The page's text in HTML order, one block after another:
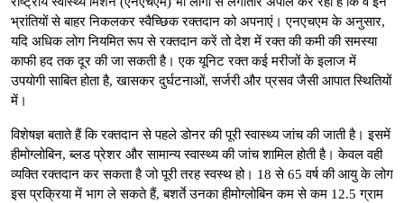
भ्रांतियों से बाहर निकलकर स्वैच्छिक रक्तदान को अपनाएं। एनएचएम के अनुसार,
यदि अधिक लोग नियमित रूप से रक्तदान करें तो देश में रक्त की कमी की समस्या
काफी हद तक दूर की जा सकती है। एक यूनिट रक्त कई मरीजों के इलाज में
उपयोगी साबित होता है, खासकर दुर्घटनाओं, सर्जरी और प्रसव जैसी आपात स्थितियों
में।
विशेषज्ञ बताते हैं कि रक्तदान से पहले डोनर की पूरी स्वास्थ्य जांच की जाती है। इसमें
हीमोग्लोबिन, ब्लड प्रेशर और सामान्य स्वास्थ्य की जांच शामिल होती है। केवल वही
व्यक्ति रक्तदान कर सकता है जो पूरी तरह स्वस्थ हो। 18 से 65 वर्ष की आयु के लोग
इस प्रक्रिया में भाग ले सकते हैं, बशर्ते उनका हीमोग्लोबिन कम से कम 12.5 ग्राम